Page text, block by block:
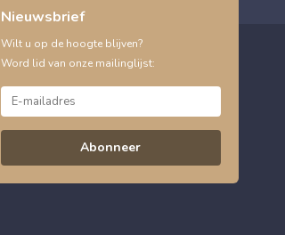
Nieuwsbrief
Wilt u op de hoogte blijven?
Word lid van onze mailinglijst:
Abonneer